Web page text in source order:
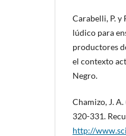
Carabelli, P. y
lúdico para
productores
el contexto
Negro.
Chamizo, J.
320-331.
http://